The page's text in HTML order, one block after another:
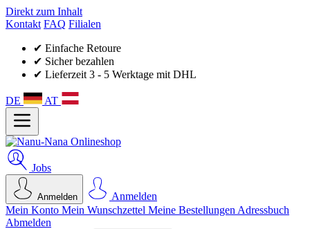
Direkt zum Inhalt
Kontakt FAQ Filialen
✔ Einfache Retoure
✔ Sicher bezahlen
✔ Lieferzeit 3 - 5 Werktage mit DHL
DE AT
Jobs
Anmelden
Anmelden
Mein Konto Mein Wunsch­zettel Meine Bestellungen Adressbuch
Abmelden